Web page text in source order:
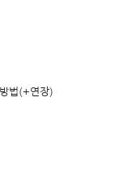
법(+연장)